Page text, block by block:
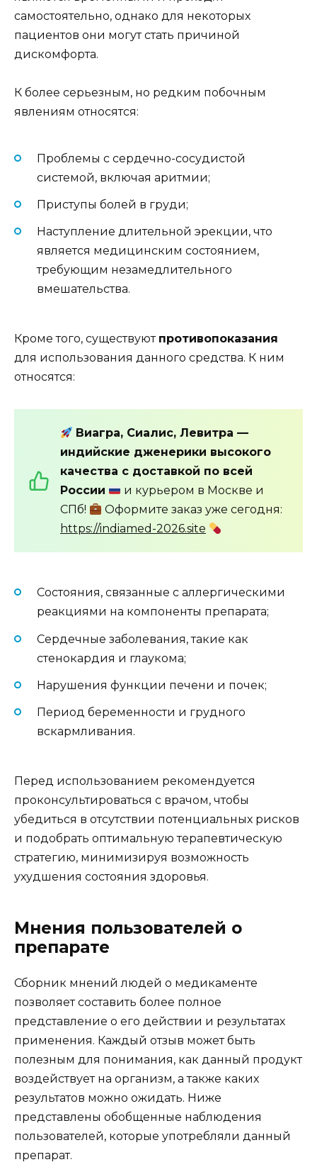
самостоятельно, однако для некоторых
пациентов они могут стать причиной
дискомфорта.
К более серьезным, но редким побочным
явлениям относятся:
Проблемы с сердечно-сосудистой
системой, включая аритмии;
Приступы болей в груди;
Наступление длительной эрекции, что
является медицинским состоянием,
требующим незамедлительного
вмешательства.
Кроме того, существуют противопоказания
для использования данного средства. К ним
относятся:
Виагра, Сиалис, Левитра —
индийские дженерики высокого
качества с доставкой по всей
России
и курьером в Москве и
СПб!
Оформите заказ уже сегодня:
https://indiamed-2026.site
Состояния, связанные с аллергическими
реакциями на компоненты препарата;
Сердечные заболевания, такие как
стенокардия и глаукома;
Нарушения функции печени и почек;
Период беременности и грудного
вскармливания.
Перед использованием рекомендуется
проконсультироваться с врачом, чтобы
убедиться в отсутствии потенциальных рисков
и подобрать оптимальную терапевтическую
стратегию, минимизируя возможность
ухудшения состояния здоровья.
Мнения пользователей о
препарате
Сборник мнений людей о медикаменте
позволяет составить более полное
представление о его действии и результатах
применения. Каждый отзыв может быть
полезным для понимания, как данный продукт
воздействует на организм, а также каких
результатов можно ожидать. Ниже
представлены обобщенные наблюдения
пользователей, которые употребляли данный
препарат.